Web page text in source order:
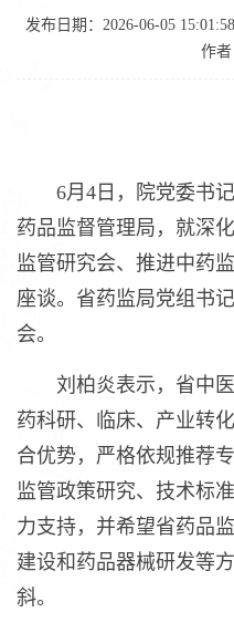
发布日期：2026-06-05 15:01:58
作
6月4日，院党委书记
药品监督管理局，就深
监管研究会、推进中药
座谈。省药监局党组书
会。
刘柏炎表示，省中医
药科研、临床、产业转
合优势，严格依规推荐
监管政策研究、技术标
力支持，并希望省药品
建设和药品器械研发等
斜。